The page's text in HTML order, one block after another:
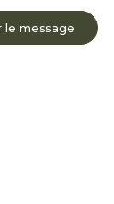
le message